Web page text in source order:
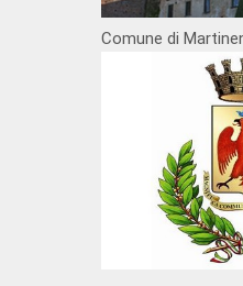
Comune di